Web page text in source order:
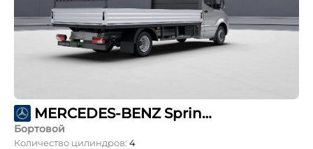
MERCEDES-BENZ Sprinter 211 CDI L3 OneCab 5,5т
Бортовой
Количество цилиндров: 4